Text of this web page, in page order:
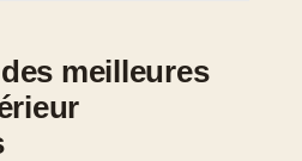
meilleures